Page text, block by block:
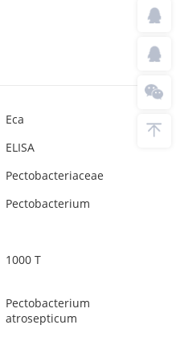
Eca
ELISA
Pectobacteriaceae
Pectobacterium
1000 T
Pectobacterium
atrosepticum